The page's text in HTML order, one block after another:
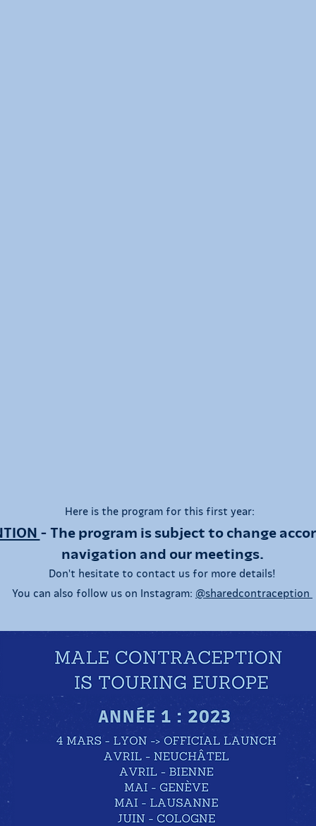
Here is the program for this first year:
- The program is subject to change
navigation and our meetings.
Don't hesitate to contact us for more details!
You can also follow us on Instagram: @sharedcontraception